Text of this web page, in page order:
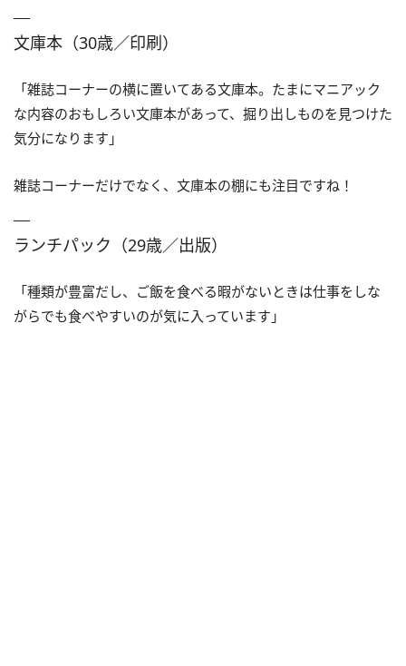
文庫本（30歳／印刷）
「雑誌コーナーの横に置いてある文庫本。たまにマニアック
な内容のおもしろい文庫本があって、掘り出しものを見つけた
気分になります」
雑誌コーナーだけでなく、文庫本の棚にも注目ですね！
ランチパック（29歳／出版）
「種類が豊富だし、ご飯を食べる暇がないときは仕事をしな
がらでも食べやすいのが気に入っています」